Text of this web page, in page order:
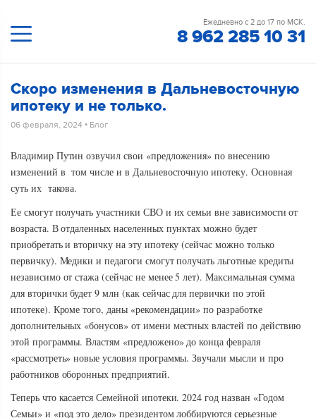
Ежедневно с 2 до 17 по МСК.
8 962 285 10 31
Скоро изменения в Дальневосточную
ипотеку и не только.
06 февраля, 2024 • Блог
Владимир Путин озвучил свои «предложения» по внесению
изменений в том числе и в Дальневосточную ипотеку. Основная
суть их такова.
Ее смогут получать участники СВО и их семьи вне зависимости от
возраста. В отдаленных населенных пунктах можно будет
приобретать и вторичку на эту ипотеку (сейчас можно только
первичку). Медики и педагоги смогут получать льготные кредиты
независимо от стажа (сейчас не менее 5 лет). Максимальная сумма
для вторички будет 9 млн (как сейчас для первички по этой
ипотеке). Кроме того, даны «рекомендации» по разработке
дополнительных «бонусов» от имени местных властей по действию
этой программы. Властям «предложено» до конца февраля
«рассмотреть» новые условия программы. Звучали мысли и про
работников оборонных предприятий.
Теперь что касается Семейной ипотеки. 2024 год назван «Годом
Семьи» и «под это дело» президентом лоббируются серьезные